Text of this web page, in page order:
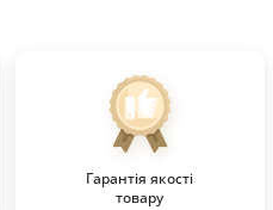
Гарантія якості
товару